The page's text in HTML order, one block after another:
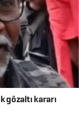
gözaltı kararı